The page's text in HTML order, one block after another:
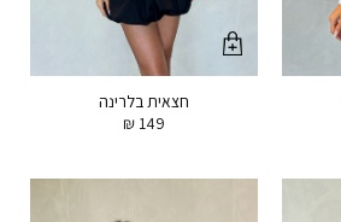
חצאית בלרינה
₪ 149